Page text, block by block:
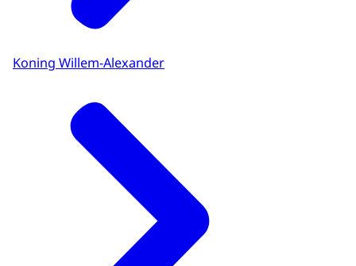
Koning Willem-Alexander